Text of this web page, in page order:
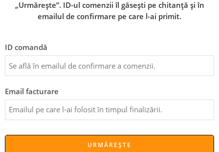
„Urmărește”. ID-ul comenzii îl găsești pe chitanță și în
emailul de confirmare pe care l-ai primit.
ID comandă
Email facturare
URMĂREȘTE